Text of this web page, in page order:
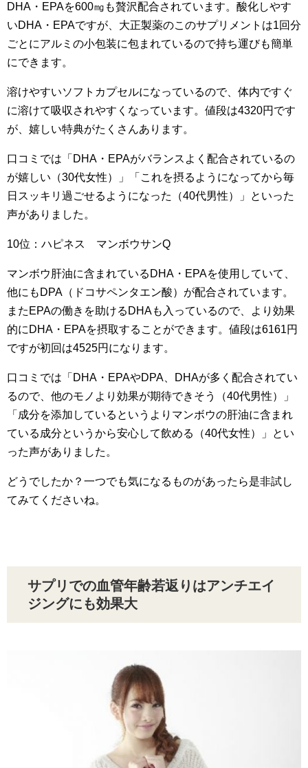
DHA・EPAを600㎎も贅沢配合されています。酸化しやす
いDHA・EPAですが、大正製薬のこのサプリメントは1回分
ごとにアルミの小包装に包まれているので持ち運びも簡単
にできます。
溶けやすいソフトカプセルになっているので、体内ですぐ
に溶けて吸収されやすくなっています。値段は4320円です
が、嬉しい特典がたくさんあります。
口コミでは「DHA・EPAがバランスよく配合されているの
が嬉しい（30代女性）」「これを摂るようになってから毎
日スッキリ過ごせるようになった（40代男性）」といった
声がありました。
10位：ハピネス マンボウサンQ
マンボウ肝油に含まれているDHA・EPAを使用していて、
他にもDPA（ドコサペンタエン酸）が配合されています。
またEPAの働きを助けるDHAも入っているので、より効果
的にDHA・EPAを摂取することができます。値段は6161円
ですが初回は4525円になります。
口コミでは「DHA・EPAやDPA、DHAが多く配合されてい
るので、他のモノより効果が期待できそう（40代男性）」
「成分を添加しているというよりマンボウの肝油に含まれ
ている成分というから安心して飲める（40代女性）」とい
った声がありました。
どうでしたか？一つでも気になるものがあったら是非試し
てみてくださいね。
サプリでの血管年齢若返りはアンチエイ
ジングにも効果大